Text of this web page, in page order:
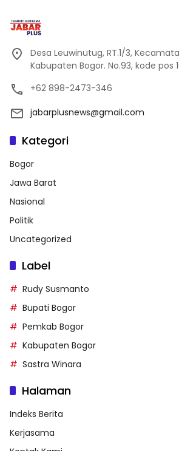
Desa Leuwinutug, RT.1/3,
Kabupaten Bogor. No.93, kode pos
+62 898-2473-346
jabarplusnews@gmail.com
Kategori
Bogor
Jawa Barat
Nasional
Politik
Uncategorized
Label
Rudy Susmanto
Bupati Bogor
Pemkab Bogor
Kabupaten Bogor
Sastra Winara
Halaman
Indeks Berita
Kerjasama